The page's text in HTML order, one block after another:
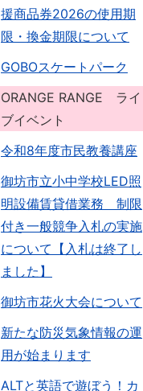
援商品券2026の使用期
限・換金期限について
GOBOスケートパーク
ORANGE RANGE ライ
ブイベント
令和8年度市民教養講座
御坊市立小中学校LED照
明設備賃貸借業務 制限
付き一般競争入札の実施
について【入札は終了し
ました】
御坊市花火大会について
新たな防災気象情報の運
用が始まります
ALTと英語で遊ぼう！カ